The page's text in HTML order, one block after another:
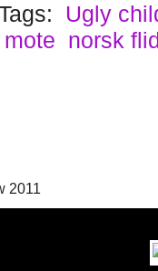
Ugly
mote norsk
2011